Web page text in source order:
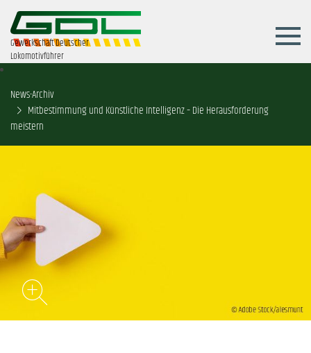
Gewerkschaft Deutscher
Lokomotivführer
News-Archiv
Mitbestimmung und Künstliche Intelligenz – Die Herausforderung
meistern